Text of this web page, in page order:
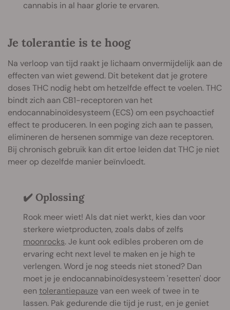
cannabis in al haar glorie te ervaren.
Je tolerantie is te hoog
Na verloop van tijd raakt je lichaam onvermijdelijk aan de
effecten van wiet gewend. Dit betekent dat je grotere
doses THC nodig hebt om hetzelfde effect te voelen. THC
bindt zich aan CB1-receptoren van het
endocannabinoïdesysteem (ECS) om een psychoactief
effect te produceren. In een poging zich aan te passen,
elimineren de hersenen sommige van deze receptoren.
Bij chronisch gebruik kan dit ertoe leiden dat THC je niet
meer op dezelfde manier beïnvloedt.
✔️ Oplossing
Rook meer wiet! Als dat niet werkt, kies dan voor
sterkere wietproducten, zoals dabs of zelfs
moonrocks. Je kunt ook edibles proberen om de
ervaring echt next level te maken en je high te
verlengen. Word je nog steeds niet stoned? Dan
moet je je endocannabinoïdesysteem 'resetten' door
een tolerantiepauzevan een week of twee in te
lassen. Pak gedurende die tijd je rust, en je geniet